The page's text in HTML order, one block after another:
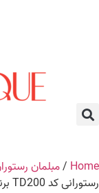
Home
/مبلمان
رستورانی کد TD200 برند بنیزان